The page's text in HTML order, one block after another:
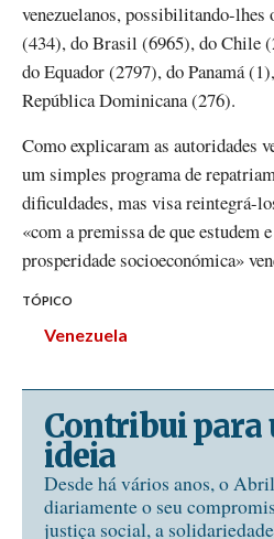
venezuelanos, possibilitando-lhes
(434), do Brasil (6965), do Chile
do Equador (2797), do Panamá
República Dominicana (276).
Como explicaram as autoridades
um simples programa de
dificuldades, mas visa reintegrá-
«com a premissa de que estudem
prosperidade socioeconómica»
TÓPICO
Venezuela
Contribui para
ideia
Desde há vários anos, o
diariamente o seu
justiça social, a